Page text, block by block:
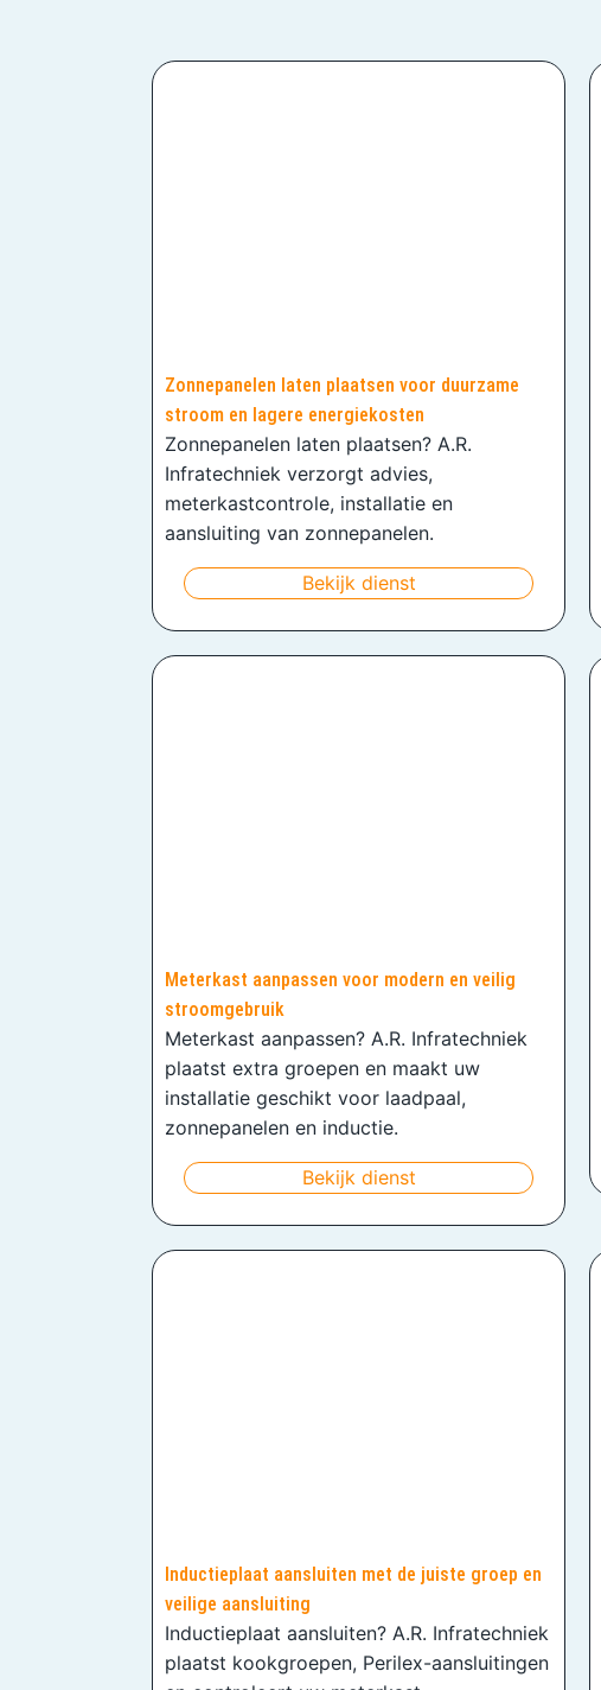
Zonnepanelen laten plaatsen voor duurzame
stroom en lagere energiekosten
Zonnepanelen laten plaatsen? A.R.
Infratechniek verzorgt advies,
meterkastcontrole, installatie en
aansluiting van zonnepanelen.
Bekijk dienst
Meterkast aanpassen voor modern en veilig
stroomgebruik
Meterkast aanpassen? A.R. Infratechniek
plaatst extra groepen en maakt uw
installatie geschikt voor laadpaal,
zonnepanelen en inductie.
Bekijk dienst
Inductieplaat aansluiten met de juiste groep en
veilige aansluiting
Inductieplaat aansluiten? A.R. Infratechniek
plaatst kookgroepen, Perilex-aansluitingen